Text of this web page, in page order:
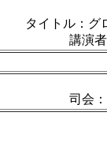
タイトル：グ
講演
司会